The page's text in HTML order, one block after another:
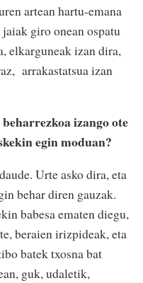
artean hartu-emana
giro onean ospatu
elkarguneak izan dira,
arrakastatsua izan
izango ote
egin moduan?
Urte asko dira, eta
behar diren gauzak.
babesa ematen diegu,
beraien irizpideak, eta
batek txosna bat
guk, udaletik,